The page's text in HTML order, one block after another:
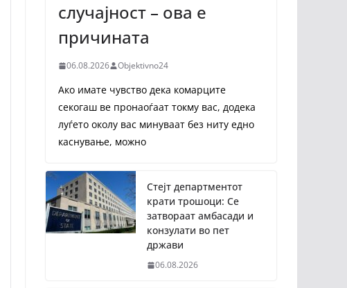
случајност – ова е
причината
06.08.2026 Objektivno24
Ако имате чувство дека комарците
секогаш ве пронаоѓаат токму вас, додека
луѓето околу вас минуваат без ниту едно
каснување, можно
Стејт департментот
крати трошоци: Се
затвораат амбасади и
конзулати во пет
држави
06.08.2026